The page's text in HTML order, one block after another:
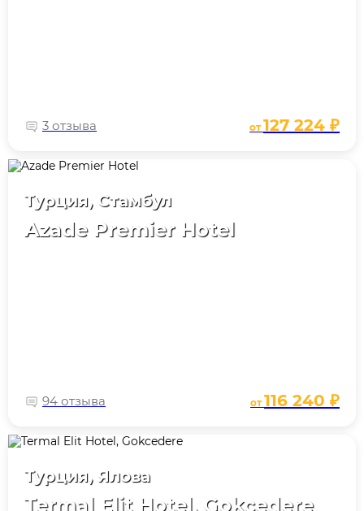
3 отзыва от127 224 ₽
Турция, Стамбул
Azade Premier Hotel
94 отзыва от116 240 ₽
Турция, Ялова
Termal Elit Hotel, Gokcedere